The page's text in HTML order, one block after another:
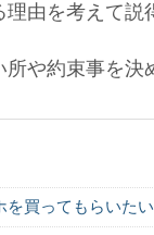
理由を考えて説
所や約束事を決
を買ってもらいた